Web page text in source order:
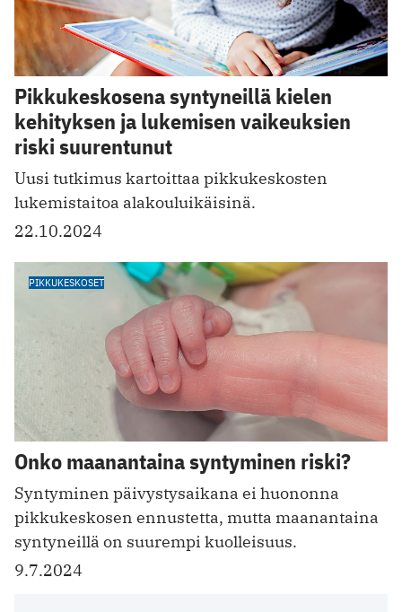
Pikkukeskosena syntyneillä kielen
kehityksen ja lukemisen vaikeuksien
riski suurentunut
Uusi tutkimus kartoittaa pikkukeskosten
lukemistaitoa alakouluikäisinä.
22.10.2024
PIKKUKESKOSET
Onko maanantaina syntyminen riski?
Syntyminen päivystysaikana ei huononna
pikkukeskosen ennustetta, mutta maanantaina
syntyneillä on suurempi kuolleisuus.
9.7.2024